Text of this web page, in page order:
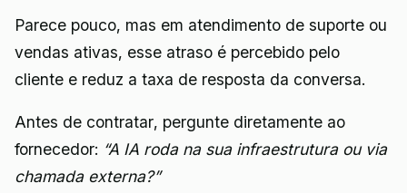
Parece pouco, mas em atendimento de suporte ou
vendas ativas, esse atraso é percebido pelo
cliente e reduz a taxa de resposta da conversa.
Antes de contratar, pergunte diretamente ao
fornecedor: “A IA roda na sua infraestrutura ou via
chamada externa?”